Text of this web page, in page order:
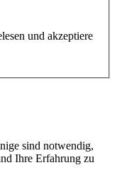
und akzeptiere
sind notwendig,
Ihre Erfahrung zu